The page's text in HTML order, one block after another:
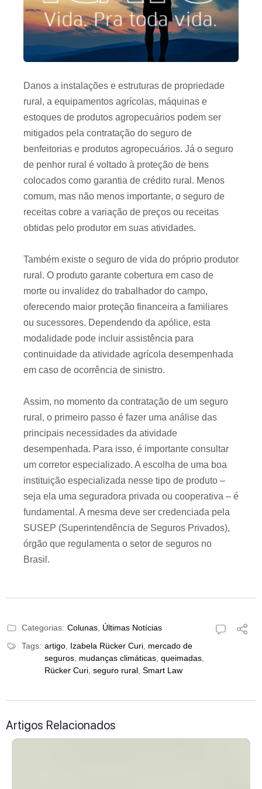
Danos a instalações e estruturas de propriedade
rural, a equipamentos agrícolas, máquinas e
estoques de produtos agropecuários podem ser
mitigados pela contratação do seguro de
benfeitorias e produtos agropecuários. Já o seguro
de penhor rural é voltado à proteção de bens
colocados como garantia de crédito rural. Menos
comum, mas não menos importante, o seguro de
receitas cobre a variação de preços ou receitas
obtidas pelo produtor em suas atividades.
Também existe o seguro de vida do próprio produtor
rural. O produto garante cobertura em caso de
morte ou invalidez do trabalhador do campo,
oferecendo maior proteção financeira a familiares
ou sucessores. Dependendo da apólice, esta
modalidade pode incluir assistência para
continuidade da atividade agrícola desempenhada
em caso de ocorrência de sinistro.
Assim, no momento da contratação de um seguro
rural, o primeiro passo é fazer uma análise das
principais necessidades da atividade
desempenhada. Para isso, é importante consultar
um corretor especializado. A escolha de uma boa
instituição especializada nesse tipo de produto –
seja ela uma seguradora privada ou cooperativa – é
fundamental. A mesma deve ser credenciada pela
SUSEP (Superintendência de Seguros Privados),
órgão que regulamenta o setor de seguros no
Brasil.
Categorias: Colunas Últimas Notícias
Tags: artigo Izabela Rücker Curi mercado de
seguros mudanças climáticas queimadas
Rücker Curi seguro rural Smart Law
Artigos Relacionados